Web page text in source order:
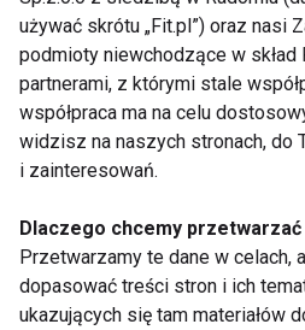
wędlin.
5. Jeść dużo warzyw (co
odpowiednio mniej (ok.150g)
6. Nie należy smażyć potraw
w zawiesistych sosach.
lub w piekarniku w folii
7. Spożywać regularnie 4-5
8. Każdego dnia pić 2,5-3l
bez dodatku cukru.
używać skrótu „Fit.pl”) oraz nasi
podmioty niewchodzące w
partnerami, z którymi stale
współpraca ma na celu
widzisz na naszych stronach, do
i zainteresowań.
Dlaczego chcemy
Przetwarzamy te dane w celach,
dopasować treści stron i ich
ukazujących się tam materiałów